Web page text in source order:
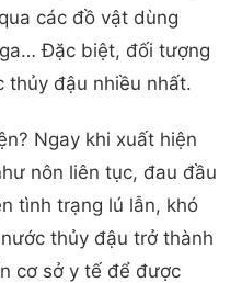
các đồ vật dùng
Đặc biệt, đối tượng
thủy đậu nhiều nhất.
Ngay khi xuất hiện
nôn liên tục, đau đầu
tình trạng lú lẫn, khó
thủy đậu trở thành
cơ sở y tế để được